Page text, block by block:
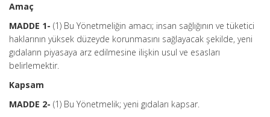
Amaç
MADDE 1- (1) Bu Yönetmeliğin amacı; insan sağlığının ve tüketici
haklarının yüksek düzeyde korunmasını sağlayacak şekilde, yeni
gıdaların piyasaya arz edilmesine ilişkin usul ve esasları
belirlemektir.
Kapsam
MADDE 2- (1) Bu Yönetmelik; yeni gıdaları kapsar.